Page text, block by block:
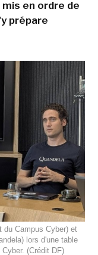
en ordre de
prépare
du Campus Cyber) et
lors d'une table
(Crédit DF)